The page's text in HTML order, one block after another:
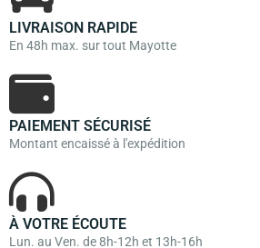
LIVRAISON RAPIDE
En 48h max. sur tout Mayotte
PAIEMENT SÉCURISÉ
Montant encaissé à l'expédition
À VOTRE ÉCOUTE
Lun. au Ven. de 8h-12h et 13h-16h